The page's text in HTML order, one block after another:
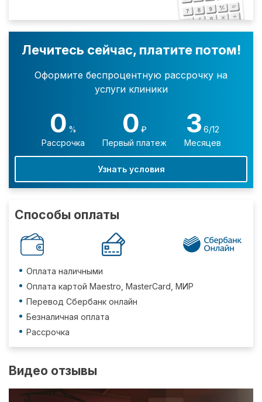
Лечитесь сейчас, платите потом!
Оформите беспроцентную рассрочку на
услуги клиники
0 %
Рассрочка
0 ₽
Первый платеж
3 6/12
Месяцев
Узнать условия
Способы оплаты
Оплата наличными
Оплата картой Maestro, MasterCard, МИР
Перевод Сбербанк онлайн
Безналичная оплата
Рассрочка
Видео отзывы